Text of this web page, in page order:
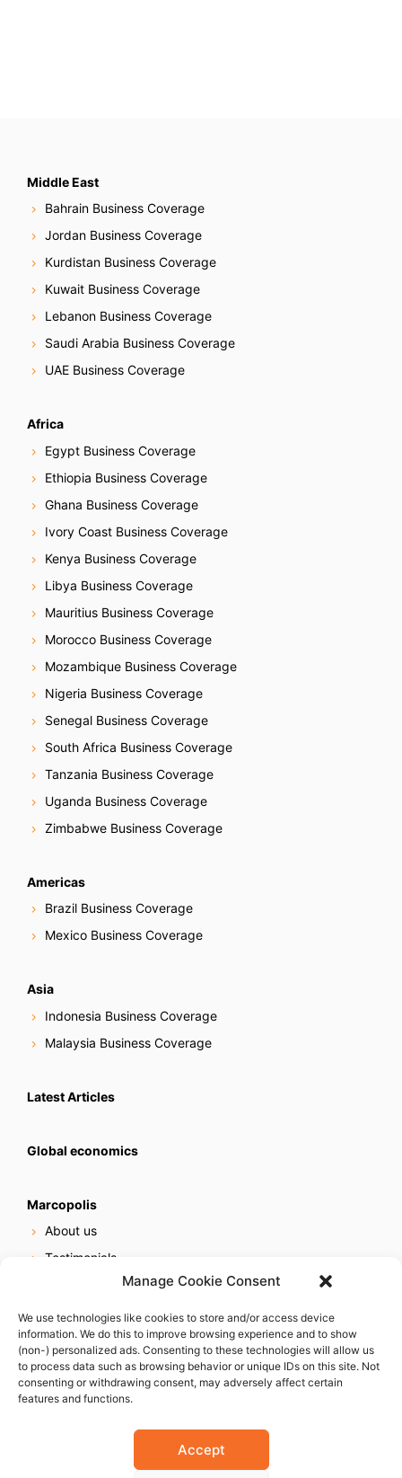
Manage Cookie Consent
We use technologies like cookies to store and/or access device
information. We do this to improve browsing experience and to show
(non-) personalized ads. Consenting to these technologies will allow us
to process data such as browsing behavior or unique IDs on this site. Not
consenting or withdrawing consent, may adversely affect certain
features and functions.
Accept
Middle East
Bahrain Business Coverage
Jordan Business Coverage
Kurdistan Business Coverage
Kuwait Business Coverage
Lebanon Business Coverage
Saudi Arabia Business Coverage
UAE Business Coverage
Africa
Egypt Business Coverage
Ethiopia Business Coverage
Ghana Business Coverage
Ivory Coast Business Coverage
Kenya Business Coverage
Libya Business Coverage
Mauritius Business Coverage
Morocco Business Coverage
Mozambique Business Coverage
Nigeria Business Coverage
Senegal Business Coverage
South Africa Business Coverage
Tanzania Business Coverage
Uganda Business Coverage
Zimbabwe Business Coverage
Americas
Brazil Business Coverage
Mexico Business Coverage
Asia
Indonesia Business Coverage
Malaysia Business Coverage
Latest Articles
Global economics
Marcopolis
About us
Testimonials
Online reputation service
Careers
Contact us